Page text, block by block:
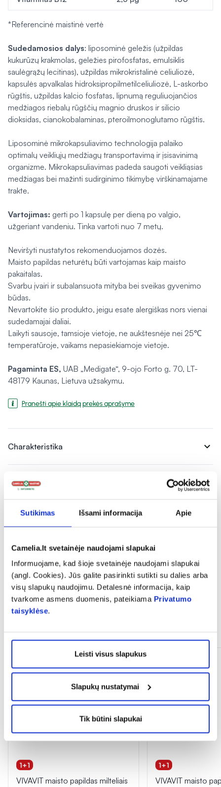
Sutikimas Išsami informacija Apie
Camelia.lt svetainėje naudojami slapukai
Informuojame, kad šioje svetainėje naudojami slapukai
(angl. Cookies). Jūs galite pasirinkti sutikti su dalies arba
visų slapukų naudojimu. Detalesnė informacija, kaip
tvarkome asmens duomenis, pateikiama Privatumo
taisyklėse.
Leisti visus slapukus
Slapukų nustatymai
Tik būtini slapukai
*Referencinė maistinė vertė
Sudedamosios dalys: liposominė geležis (užpildas
kukurūzų krakmolas, geležies pirofosfatas, emulsiklis
saulėgrąžų lecitinas), užpildas mikrokristalinė celiuliozė,
kapsulės apvalkalas hidroksipropilmetilceliuliozė, L-askorbo
rūgštis, užpildas kalcio fosfatas, lipnumą reguliuojančios
medžiagos riebalų rūgščių magnio druskos ir silicio
dioksidas, cianokobalaminas, pteroilmonoglutamo rūgštis.
Liposominė mikrokapsuliavimo technologija palaiko
optimalų veikliųjų medžiagų transportavimą ir įsisavinimą
organizme. Mikrokapsuliavimas padeda saugoti veikliąsias
medžiagas bei mažinti sudirginimo tikimybę virškinamajame
trakte.
Vartojimas: gerti po 1 kapsulę per dieną po valgio,
užgeriant vandeniu. Tinka vartoti nuo 7 metų.
Neviršyti nustatytos rekomenduojamos dozės.
Maisto papildas neturėtų būti vartojamas kaip maisto
pakaitalas.
Svarbu įvairi ir subalansuota mityba bei sveikas gyvenimo
būdas.
Nevartokite šio produkto, jeigu esate alergiškas nors vienai
sudedamajai daliai.
Laikyti sausoje, tamsioje vietoje, ne aukštesnėje nei 25℃
temperatūroje, vaikams nepasiekiamoje vietoje.
Pagaminta ES, UAB „Medigate“, 9-ojo Forto g. 70, LT-
48179 Kaunas, Lietuva užsakymu.
Pranešti apie klaidą prekės aprašyme
Charakteristika expand_more
Sudedamosios dalys expand_more
Vartojimas
1+1
VIVAVIT maisto papildas milteliais
1+1
VIVAVIT maisto